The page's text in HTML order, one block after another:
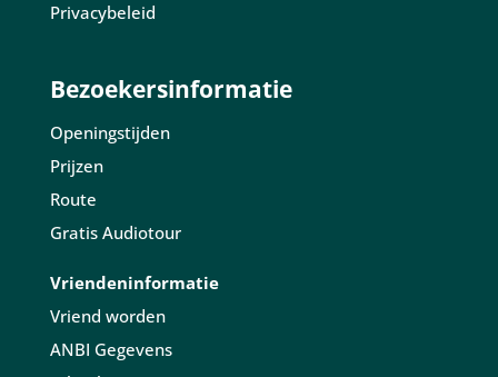
Privacybeleid
Bezoekersinformatie
Openingstijden
Prijzen
Route
Gratis Audiotour
Vriendeninformatie
Vriend worden
ANBI Gegevens